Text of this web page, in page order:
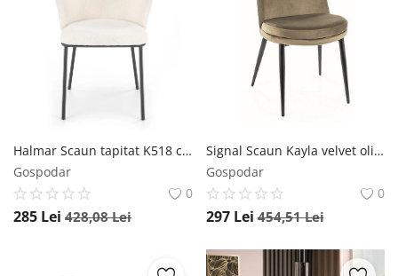
Halmar Scaun tapitat K518 crem
Gospodar
0
285 Lei 428,08Lei
Signal Scaun Kayla velvet olive Blu77
Gospodar
0
297 Lei 454,51Lei